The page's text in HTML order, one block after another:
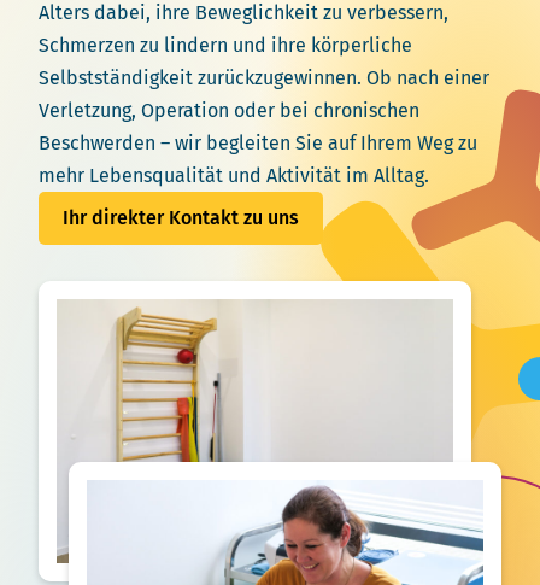
Alters dabei, ihre Beweglichkeit zu verbessern,
Schmerzen zu lindern und ihre körperliche
Selbstständigkeit zurückzugewinnen. Ob nach einer
Verletzung, Operation oder bei chronischen
Beschwerden – wir begleiten Sie auf Ihrem Weg zu
mehr Lebensqualität und Aktivität im Alltag.
Ihr direkter Kontakt zu uns